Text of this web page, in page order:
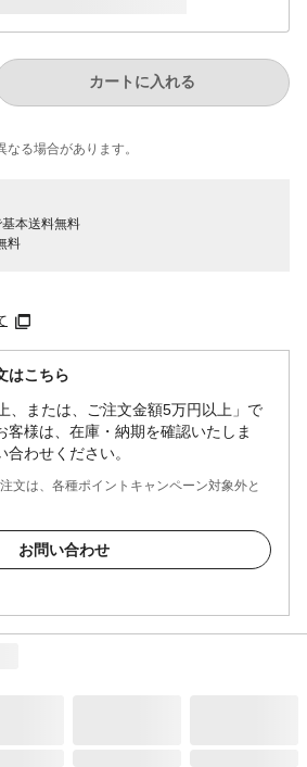
カートに入れる
る​場合が​あります。
本送料無料
料
はこちら
、または、ご注文金額5万円以上」で
客様は、在庫・納期を確認いたしま
わせください。
文は、各種ポイントキャンペーン対象外と
お問い合わせ